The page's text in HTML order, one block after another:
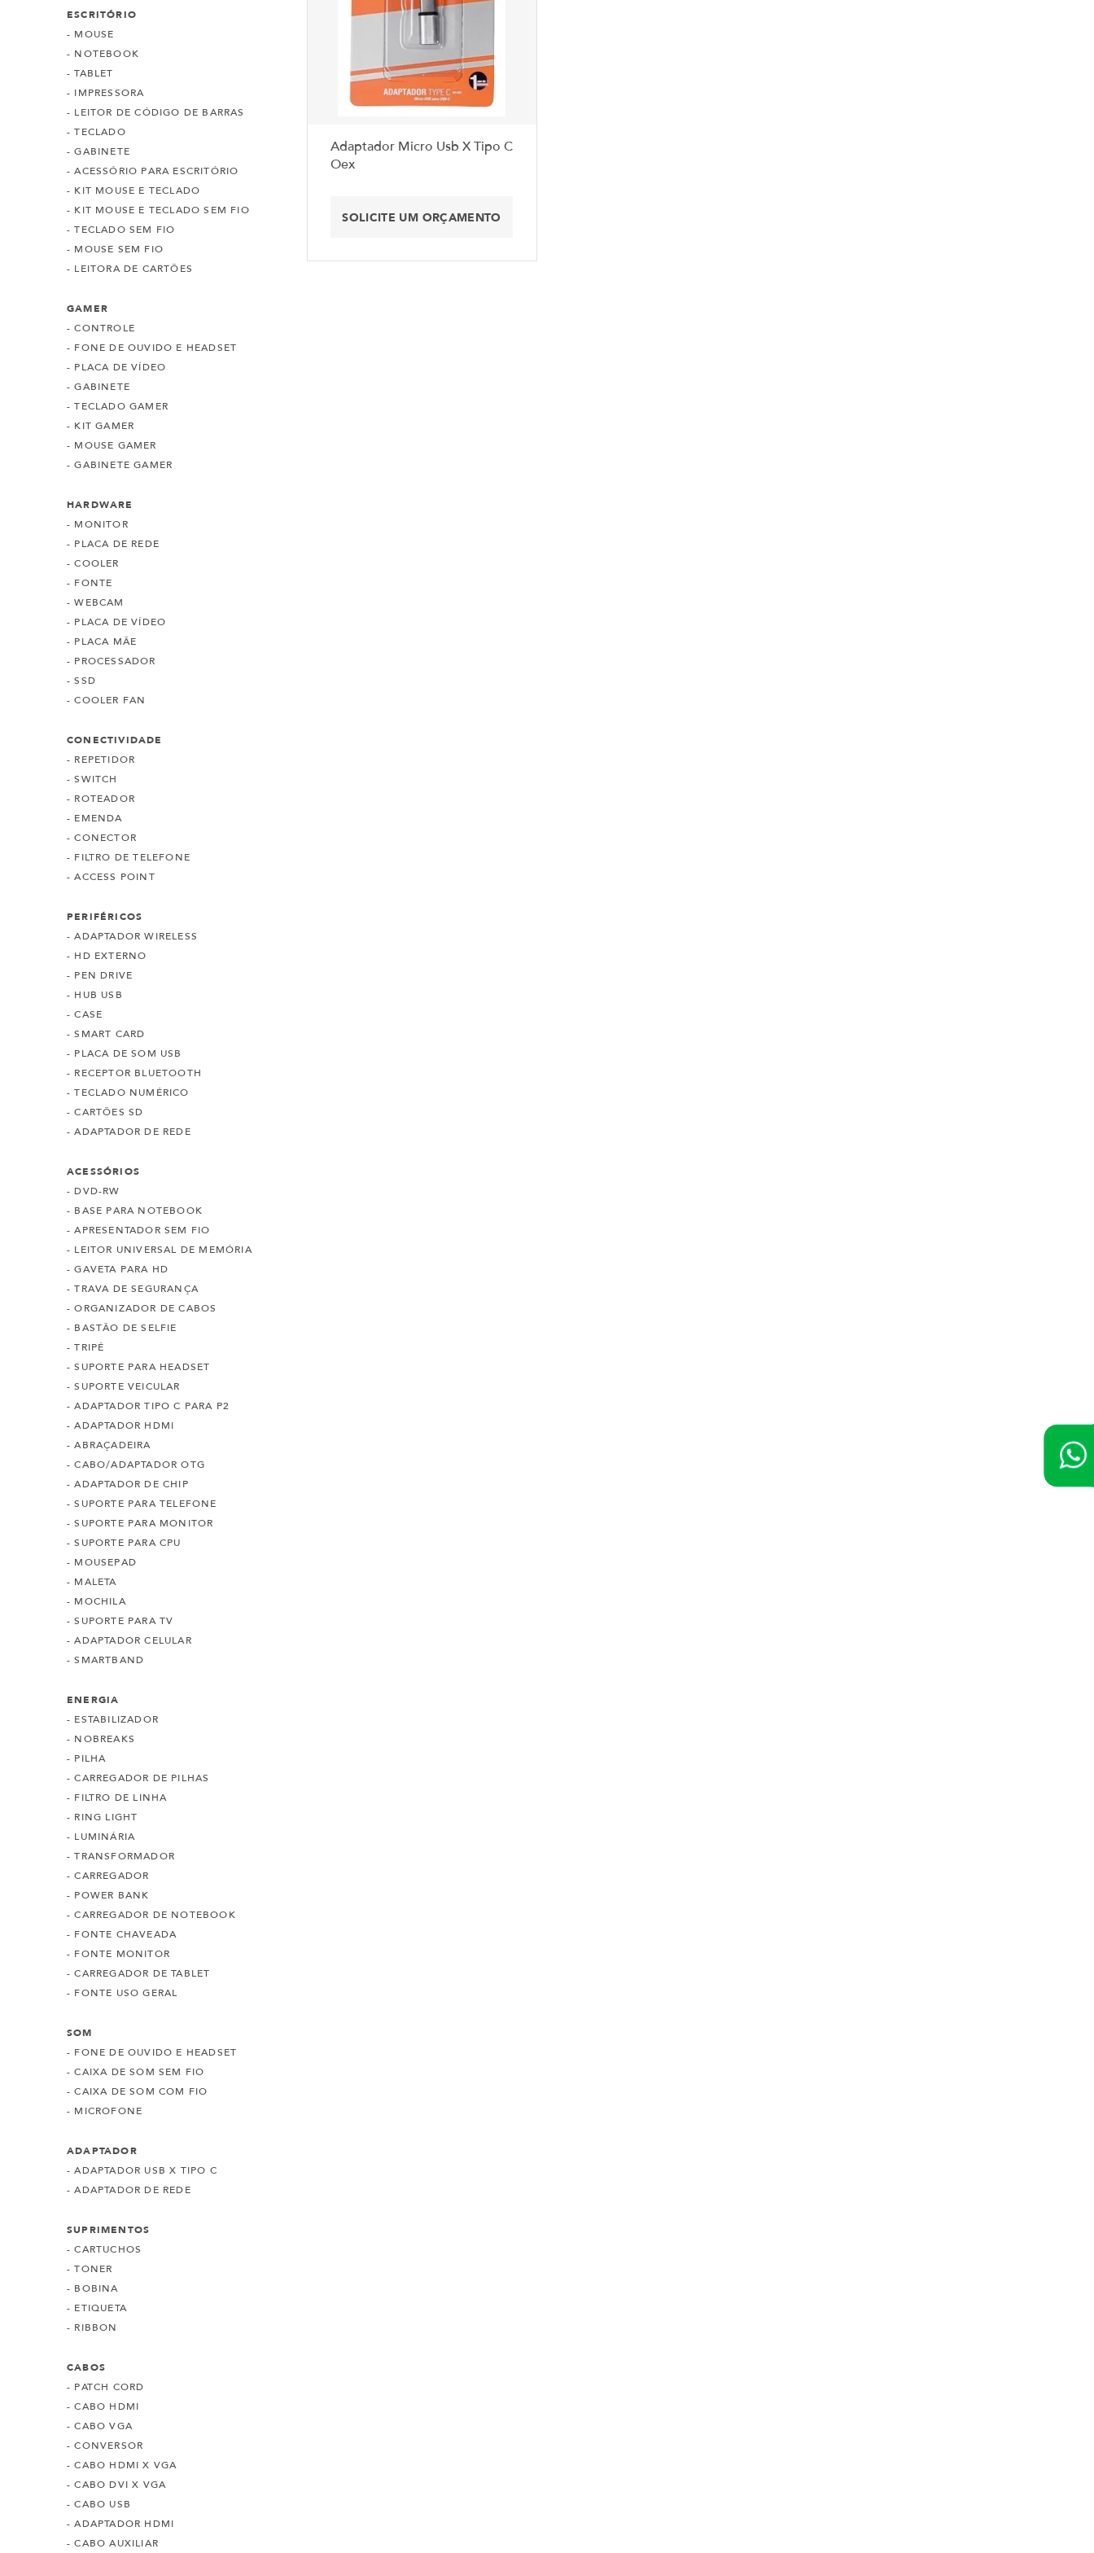
ESCRITÓRIO
- MOUSE
- NOTEBOOK
- TABLET
- IMPRESSORA
- LEITOR DE CÓDIGO DE BARRAS
- TECLADO
- GABINETE
- ACESSÓRIO PARA ESCRITÓRIO
- KIT MOUSE E TECLADO
- KIT MOUSE E TECLADO SEM FIO
- TECLADO SEM FIO
- MOUSE SEM FIO
- LEITORA DE CARTÕES
GAMER
- CONTROLE
- FONE DE OUVIDO E HEADSET
- PLACA DE VÍDEO
- GABINETE
- TECLADO GAMER
- KIT GAMER
- MOUSE GAMER
- GABINETE GAMER
HARDWARE
- MONITOR
- PLACA DE REDE
- COOLER
- FONTE
- WEBCAM
- PLACA DE VÍDEO
- PLACA MÃE
- PROCESSADOR
- SSD
- COOLER FAN
CONECTIVIDADE
- REPETIDOR
- SWITCH
- ROTEADOR
- EMENDA
- CONECTOR
- FILTRO DE TELEFONE
- ACCESS POINT
PERIFÉRICOS
- ADAPTADOR WIRELESS
- HD EXTERNO
- PEN DRIVE
- HUB USB
- CASE
- SMART CARD
- PLACA DE SOM USB
- RECEPTOR BLUETOOTH
- TECLADO NUMÉRICO
- CARTÕES SD
- ADAPTADOR DE REDE
ACESSÓRIOS
- DVD-RW
- BASE PARA NOTEBOOK
- APRESENTADOR SEM FIO
- LEITOR UNIVERSAL DE MEMÓRIA
- GAVETA PARA HD
- TRAVA DE SEGURANÇA
- ORGANIZADOR DE CABOS
- BASTÃO DE SELFIE
- TRIPÉ
- SUPORTE PARA HEADSET
- SUPORTE VEICULAR
- ADAPTADOR TIPO C PARA P2
- ADAPTADOR HDMI
- ABRAÇADEIRA
- CABO/ADAPTADOR OTG
- ADAPTADOR DE CHIP
- SUPORTE PARA TELEFONE
- SUPORTE PARA MONITOR
- SUPORTE PARA CPU
- MOUSEPAD
- MALETA
- MOCHILA
- SUPORTE PARA TV
- ADAPTADOR CELULAR
- SMARTBAND
ENERGIA
- ESTABILIZADOR
- NOBREAKS
- PILHA
- CARREGADOR DE PILHAS
- FILTRO DE LINHA
- RING LIGHT
- LUMINÁRIA
- TRANSFORMADOR
- CARREGADOR
- POWER BANK
- CARREGADOR DE NOTEBOOK
- FONTE CHAVEADA
- FONTE MONITOR
- CARREGADOR DE TABLET
- FONTE USO GERAL
SOM
- FONE DE OUVIDO E HEADSET
- CAIXA DE SOM SEM FIO
- CAIXA DE SOM COM FIO
- MICROFONE
ADAPTADOR
- ADAPTADOR USB X TIPO C
- ADAPTADOR DE REDE
SUPRIMENTOS
- CARTUCHOS
- TONER
- BOBINA
- ETIQUETA
- RIBBON
CABOS
- PATCH CORD
- CABO HDMI
- CABO VGA
- CONVERSOR
- CABO HDMI X VGA
- CABO DVI X VGA
- CABO USB
- ADAPTADOR HDMI
- CABO AUXILIAR
Adaptador Micro Usb X Tipo C
Oex
SOLICITE UM ORÇAMENTO